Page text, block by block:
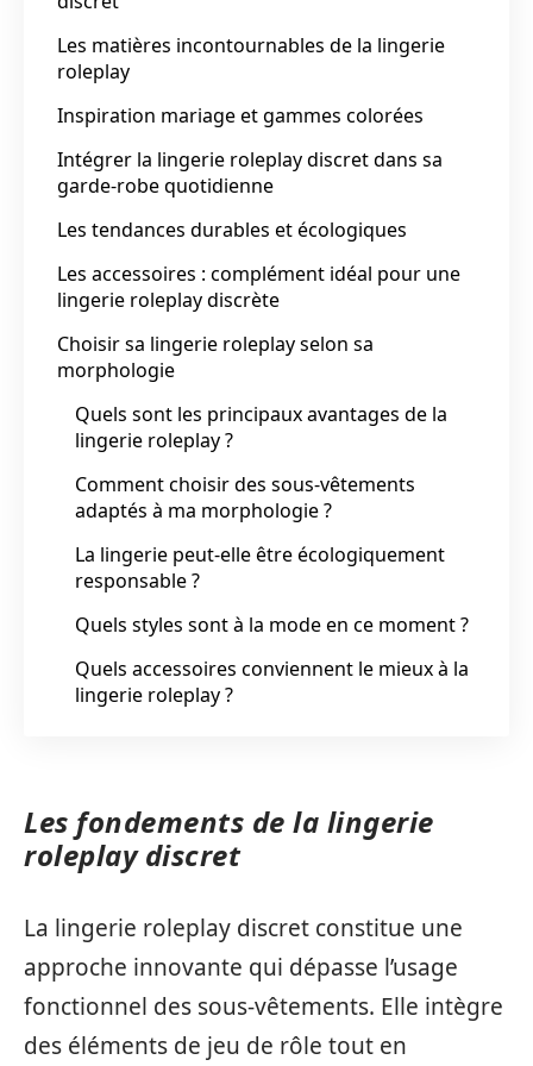
Les matières incontournables de la lingerie
roleplay
Inspiration mariage et gammes colorées
Intégrer la lingerie roleplay discret dans sa
garde-robe quotidienne
Les tendances durables et écologiques
Les accessoires : complément idéal pour une
lingerie roleplay discrète
Choisir sa lingerie roleplay selon sa
morphologie
Quels sont les principaux avantages de la
lingerie roleplay ?
Comment choisir des sous-vêtements
adaptés à ma morphologie ?
La lingerie peut-elle être écologiquement
responsable ?
Quels styles sont à la mode en ce moment ?
Quels accessoires conviennent le mieux à la
lingerie roleplay ?
Les fondements de la lingerie
roleplay discret
La lingerie roleplay discret constitue une
approche innovante qui dépasse l’usage
fonctionnel des sous-vêtements. Elle intègre
des éléments de jeu de rôle tout en